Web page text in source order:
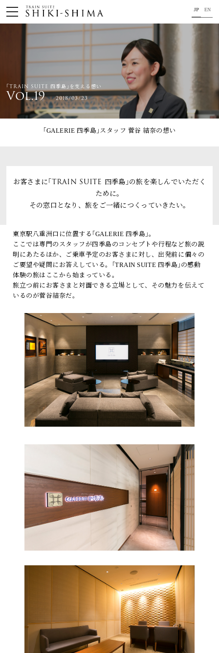
JP EN
旅の行程のご紹介
パンフレット・旅のお申し込み
オリジナル商品のご案内
よくあるお問い合わせ
アーカイブ
「TRAIN SUITE 四季島」に安心してご乗車いただくために
閉じる
｢TRAIN SUITE 四季島｣を支える想い
Vol.19 2018/03/23
｢GALERIE 四季島｣スタッフ 菅谷 結奈の想い
お客さまに｢TRAIN SUITE 四季島｣の旅を楽しんでいただく
ために。
その窓口となり、旅をご一緒につくっていきたい。
東京駅八重洲口に位置する｢GALERIE 四季島｣。
ここでは専門のスタッフが四季島のコンセプトや行程など旅の説
明にあたるほか、ご乗車予定のお客さまに対し、出発前に個々の
ご要望や疑問にお答えしている。｢TRAIN SUITE 四季島｣の感動
体験の旅はここから始まっている。
旅立つ前にお客さまと対面できる立場として、その魅力を伝えて
いるのが菅谷結奈だ。